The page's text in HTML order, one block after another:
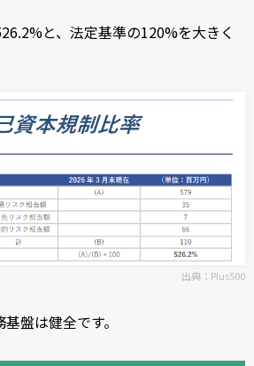
と、法定基準の120%を大きく
出典： Plus500
盤は健全です。